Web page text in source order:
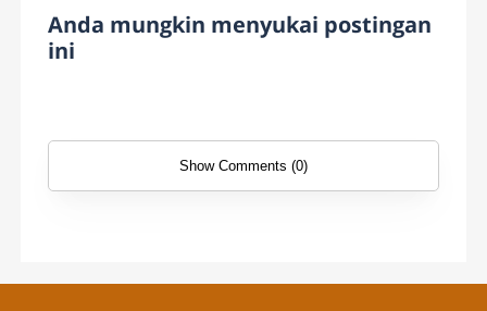
Anda mungkin menyukai postingan
ini
Show Comments (0)